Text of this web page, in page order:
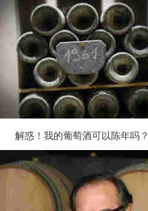
解惑！我的葡萄酒可以陈年吗？